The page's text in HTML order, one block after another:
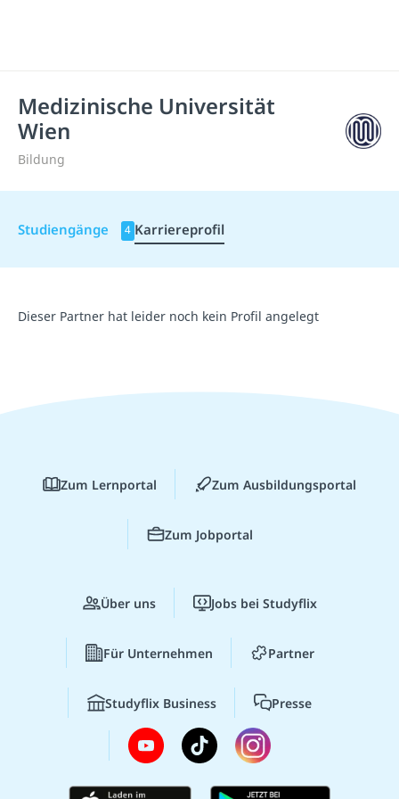
Medizinische Universität
Wien
Bildung
Studiengänge 4 Karriereprofil
Dieser Partner hat leider noch kein Profil angelegt
Zum Lernportal Zum Ausbildungsportal
Zum Jobportal
Über uns Jobs bei Studyflix
Für Unternehmen Partner
Studyflix Business Presse